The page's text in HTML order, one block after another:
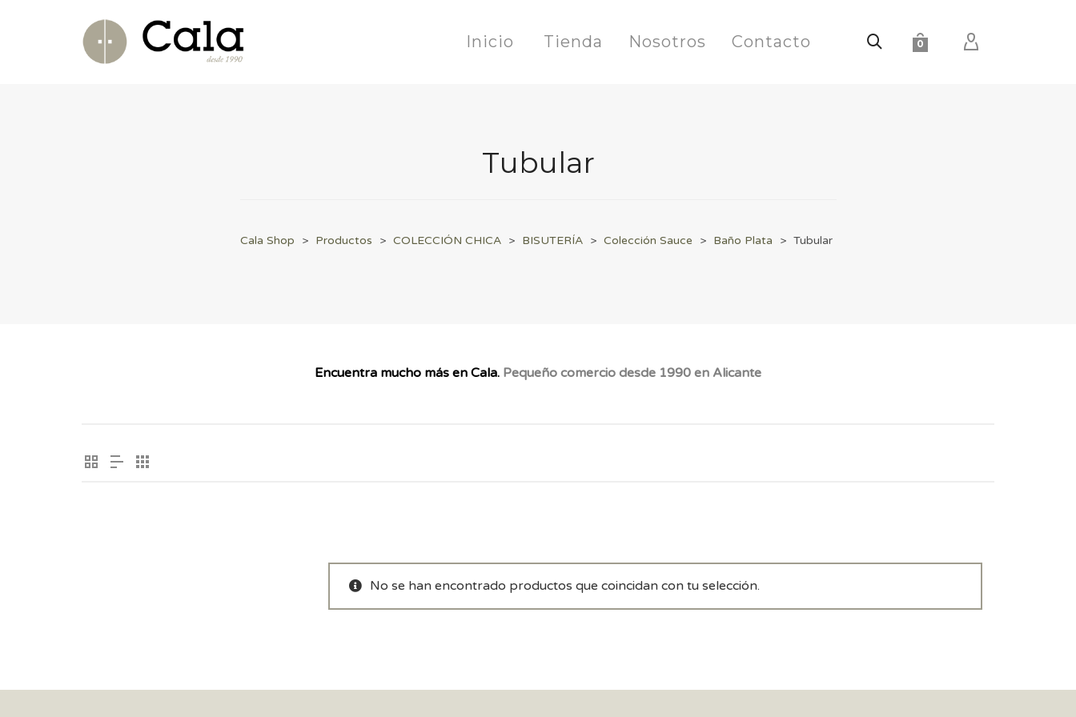
0
Inicio Tienda Nosotros Contacto
Tubular
Cala Shop > Productos > COLECCIÓN CHICA > BISUTERÍA > Colección Sauce > Baño Plata > Tubular
Encuentra mucho más en Cala. Pequeño comercio desde 1990 en Alicante
No se han encontrado productos que coincidan con tu selección.